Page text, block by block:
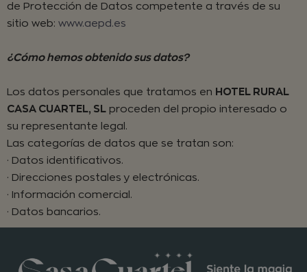
de Protección de Datos competente a través de su
sitio web: www.aepd.es
¿Cómo hemos obtenido sus datos?
Los datos personales que tratamos en HOTEL RURAL
CASA CUARTEL, SL proceden del propio interesado o
su representante legal.
Las categorías de datos que se tratan son:
· Datos identificativos.
· Direcciones postales y electrónicas.
· Información comercial.
· Datos bancarios.